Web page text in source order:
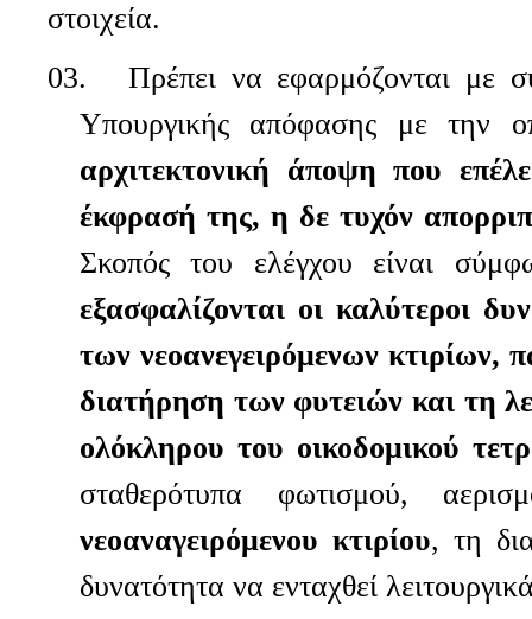
στοιχεία.
03.
Πρέπει να εφαρμόζονται με
Υπουργικής απόφασης με την
αρχιτεκτονική άποψη που
έκφρασή της, η δε τυχόν
Σκοπός του ελέγχου είναι
εξασφαλίζονται οι καλύτεροι
των νεοανεγειρόμενων κτιρίων,
διατήρηση των φυτειών και τη
ολόκληρου του οικοδομικού
σταθερότυπα φωτισμού,
νεοαναγειρόμενου κτιρίου, τη
δυνατότητα να ενταχθεί